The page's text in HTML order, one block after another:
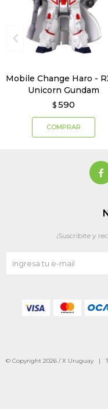
Mobile Change Haro -
Unicorn Gundam
$ 590

¡Suscribite y
© Copyright 2026 / X Uruguay |